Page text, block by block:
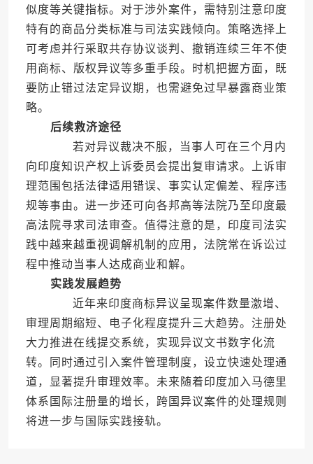
似度等关键指标。对于涉外案件，需特别注意印度
特有的商品分类标准与司法实践倾向。策略选择上
可考虑并行采取共存协议谈判、撤销连续三年不使
用商标、版权异议等多重手段。时机把握方面，既
要防止错过法定异议期，也需避免过早暴露商业策
略。
后续救济途径
若对异议裁决不服，当事人可在三个月内
向印度知识产权上诉委员会提出复审请求。上诉审
理范围包括法律适用错误、事实认定偏差、程序违
规等事由。进一步还可向各邦高等法院乃至印度最
高法院寻求司法审查。值得注意的是，印度司法实
践中越来越重视调解机制的应用，法院常在诉讼过
程中推动当事人达成商业和解。
实践发展趋势
近年来印度商标异议呈现案件数量激增、
审理周期缩短、电子化程度提升三大趋势。注册处
大力推进在线提交系统，实现异议文书数字化流
转。同时通过引入案件管理制度，设立快速处理通
道，显著提升审理效率。未来随着印度加入马德里
体系国际注册量的增长，跨国异议案件的处理规则
将进一步与国际实践接轨。